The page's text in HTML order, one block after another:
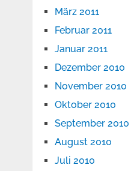
März 2011
Februar 2011
Januar 2011
Dezember 2010
November 2010
Oktober 2010
September 2010
August 2010
Juli 2010